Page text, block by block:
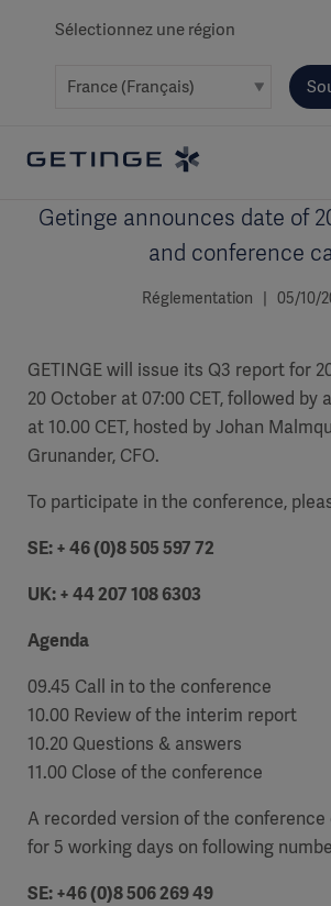
Sélectionnez une région
Getinge announces date of
and conference
Réglementation | 05/10/
GETINGE will issue its Q3 report for
20 October at 07:00 CET, followed by
at 10.00 CET, hosted by Johan
Grunander, CFO.
To participate in the conference,
SE: + 46 (0)8 505 597 72
UK: + 44 207 108 6303
Agenda
09.45 Call in to the conference
10.00 Review of the interim report
10.20 Questions & answers
11.00 Close of the conference
A recorded version of the conference
for 5 working days on following
SE: +46 (0)8 506 269 49